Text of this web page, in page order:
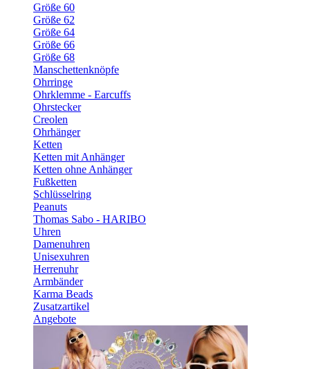
Größe 60
Größe 62
Größe 64
Größe 66
Größe 68
Manschettenknöpfe
Ohrringe
Ohrklemme - Earcuffs
Ohrstecker
Creolen
Ohrhänger
Ketten
Ketten mit Anhänger
Ketten ohne Anhänger
Fußketten
Schlüsselring
Peanuts
Thomas Sabo - HARIBO
Uhren
Damenuhren
Unisexuhren
Herrenuhr
Armbänder
Karma Beads
Zusatzartikel
Angebote